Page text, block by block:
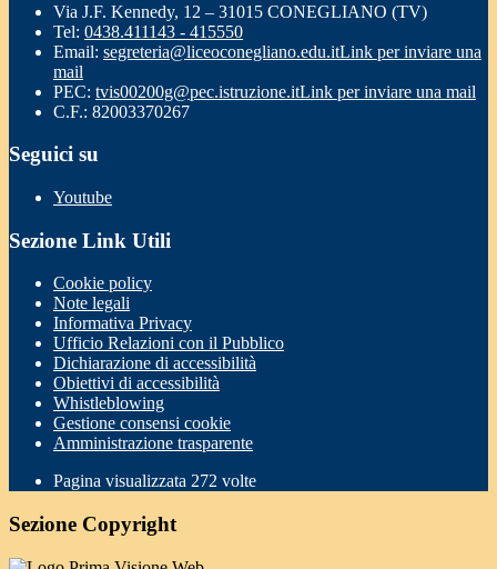
Via J.F. Kennedy, 12 – 31015 CONEGLIANO (TV)
Tel: 0438.411143 - 415550
Email: segreteria@liceoconegliano.edu.itLink per inviare una
mail
PEC: tvis00200g@pec.istruzione.itLink per inviare una mail
C.F.: 82003370267
Seguici su
Youtube
Sezione Link Utili
Cookie policy
Note legali
Informativa Privacy
Ufficio Relazioni con il Pubblico
Dichiarazione di accessibilità
Obiettivi di accessibilità
Whistleblowing
Gestione consensi cookie
Amministrazione trasparente
Pagina visualizzata 272 volte
Sezione Copyright